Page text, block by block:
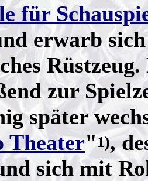
für
erwarb
zur
später
Theater"1),
sich mit